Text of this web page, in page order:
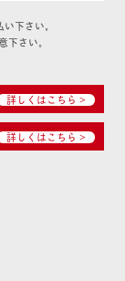
下さい。
さい。
詳しくはこちら >
詳しくはこちら >